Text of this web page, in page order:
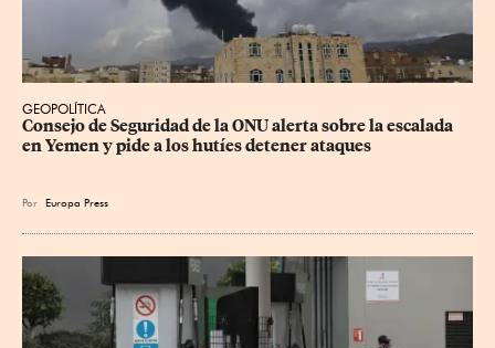
GEOPOLÍTICA
Consejo de Seguridad de la ONU alerta sobre la escalada
en Yemen y pide a los hutíes detener ataques
Por Europa Press